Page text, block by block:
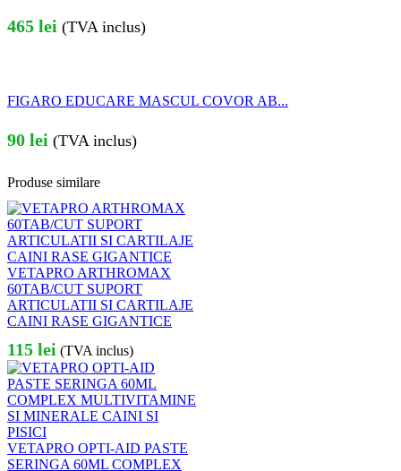
465 lei (TVA inclus)
FIGARO EDUCARE MASCUL COVOR AB...
90 lei (TVA inclus)
Produse similare
VETAPRO ARTHROMAX
60TAB/CUT SUPORT
ARTICULATII SI CARTILAJE
CAINI RASE GIGANTICE
115 lei (TVA inclus)
VETAPRO OPTI-AID PASTE
SERINGA 60ML COMPLEX